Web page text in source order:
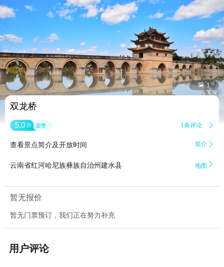
 1
双龙桥
5.0 分 超赞 1条评论 
查看景点简介及开放时间 简介 
云南省红河哈尼族彝族自治州建水县 地图 
暂无报价
暂无门票预订，我们正在努力补充
用户评论
